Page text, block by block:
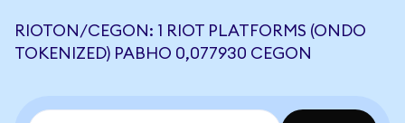
RIOTON/CEGON: 1 RIOT PLATFORMS (ONDO
TOKENIZED) РАВНО 0,077930 CEGON